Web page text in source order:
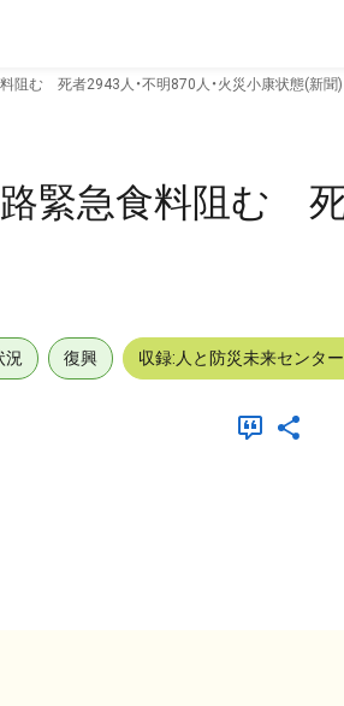
む 死者2943人・不明870人・火災小康状態(新聞)
急食料阻む 死
況 復興 収録:人と防災未来センタ